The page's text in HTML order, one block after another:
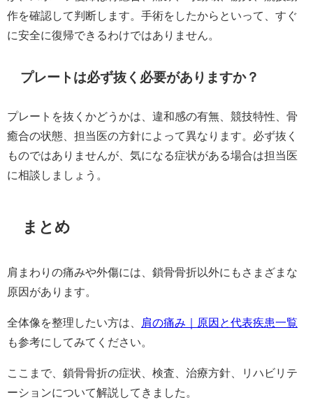
作を確認して判断します。手術をしたからといって、すぐ
に安全に復帰できるわけではありません。
プレートは必ず抜く必要がありますか？
プレートを抜くかどうかは、違和感の有無、競技特性、骨
癒合の状態、担当医の方針によって異なります。必ず抜く
ものではありませんが、気になる症状がある場合は担当医
に相談しましょう。
まとめ
肩まわりの痛みや外傷には、鎖骨骨折以外にもさまざまな
原因があります。
全体像を整理したい方は、
肩の痛み｜原因と代表疾患一覧
も参考にしてみてください。
ここまで、鎖骨骨折の症状、検査、治療方針、リハビリテ
ーションについて解説してきました。